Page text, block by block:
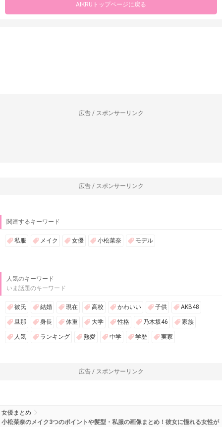
AIKRUトップページに戻る
広告 / スポンサーリンク
広告 / スポンサーリンク
関連するキーワード
私服 メイク 女優 小松菜奈 モデル
人気のキーワード
いま話題のキーワード
彼氏 結婚 現在 高校 かわいい 子供 AKB48
旦那 身長 体重 大学 性格 乃木坂46 家族
人気 ランキング 熱愛 中学 学歴 実家
広告 / スポンサーリンク
女優まとめ
小松菜奈のメイク3つのポイントや髪型・私服の画像まとめ！彼女に憧れる女性が